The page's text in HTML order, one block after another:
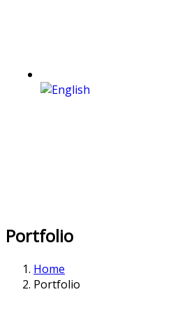
Portfolio
Home
Portfolio